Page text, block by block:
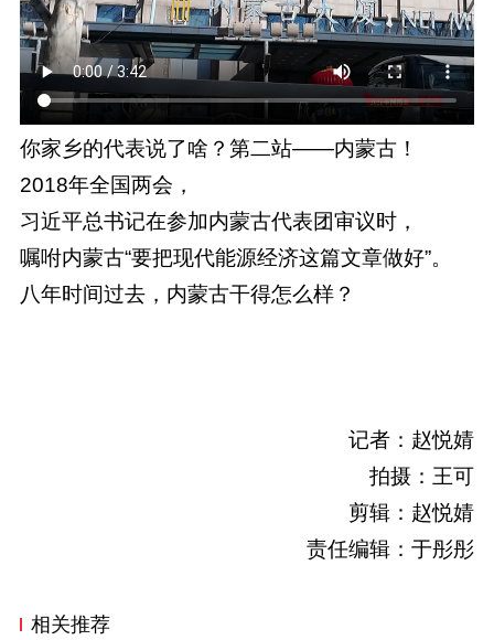
你家乡的代表说了啥？第二站——内蒙古！
2018年全国两会，
习近平总书记在参加内蒙古代表团审议时，
嘱咐内蒙古“要把现代能源经济这篇文章做好”。
八年时间过去，内蒙古干得怎么样？
记者：赵悦婧
拍摄：王可
剪辑：赵悦婧
责任编辑：于彤彤
相关推荐